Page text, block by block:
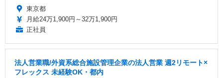
東京都
月給24万1,900円～32万1,900円
正社員
法人営業職/外資系総合施設管理企業の法人営業 週2リモート×
フレックス 未経験OK・都内